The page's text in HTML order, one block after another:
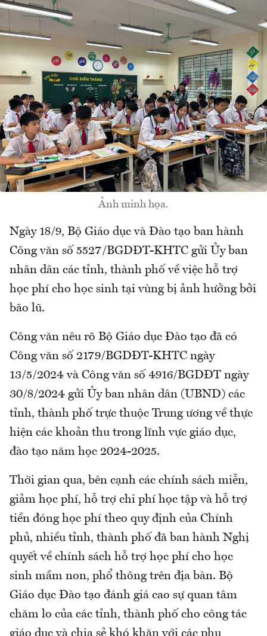
Ảnh minh họa.
Ngày 18/9, Bộ Giáo dục và Đào tạo ban hành
Công văn số 5527/BGDĐT-KHTC gửi Ủy ban
nhân dân các tỉnh, thành phố về việc hỗ trợ
học phí cho học sinh tại vùng bị ảnh hưởng bởi
bão lũ.
Công văn nêu rõ Bộ Giáo dục Đào tạo đã có
Công văn số 2179/BGDĐT-KHTC ngày
13/5/2024 và Công văn số 4916/BGDĐT ngày
30/8/2024 gửi Ủy ban nhân dân (UBND) các
tỉnh, thành phố trực thuộc Trung ương về thực
hiện các khoản thu trong lĩnh vực giáo dục,
đào tạo năm học 2024-2025.
Thời gian qua, bên cạnh các chính sách miễn,
giảm học phí, hỗ trợ chi phí học tập và hỗ trợ
tiền đóng học phí theo quy định của Chính
phủ, nhiều tỉnh, thành phố đã ban hành Nghị
quyết về chính sách hỗ trợ học phí cho học
sinh mầm non, phổ thông trên địa bàn. Bộ
Giáo dục Đào tạo đánh giá cao sự quan tâm
chăm lo của các tỉnh, thành phố cho công tác